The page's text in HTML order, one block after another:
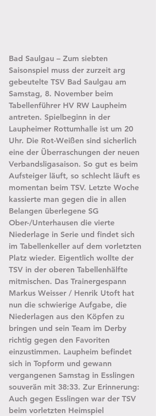
Bad Saulgau – Zum siebten
Saisonspiel muss der zurzeit arg
gebeutelte TSV Bad Saulgau am
Samstag, 8. November beim
Tabellenführer HV RW Laupheim
antreten. Spielbeginn in der
Laupheimer Rottumhalle ist um 20
Uhr. Die Rot-Weißen sind sicherlich
eine der Überraschungen der neuen
Verbandsligasaison. So gut es beim
Aufsteiger läuft, so schlecht läuft es
momentan beim TSV. Letzte Woche
kassierte man gegen die in allen
Belangen überlegene SG
Ober-/Unterhausen die vierte
Niederlage in Serie und findet sich
im Tabellenkeller auf dem vorletzten
Platz wieder. Eigentlich wollte der
TSV in der oberen Tabellenhälfte
mitmischen. Das Trainergespann
Markus Weisser / Henrik Utoft hat
nun die schwierige Aufgabe, die
Niederlagen aus den Köpfen zu
bringen und sein Team im Derby
richtig gegen den Favoriten
einzustimmen. Laupheim befindet
sich in Topform und gewann
vergangenen Samstag in Esslingen
souverän mit 38:33. Zur Erinnerung:
Auch gegen Esslingen war der TSV
beim vorletzten Heimspiel